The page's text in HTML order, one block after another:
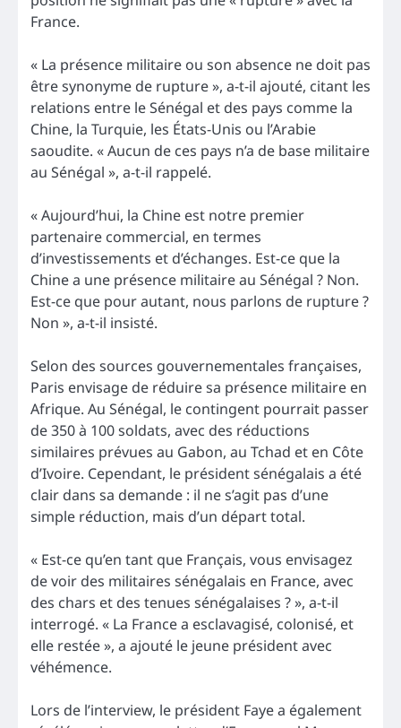
France.
« La présence militaire ou son absence ne doit pas
être synonyme de rupture », a-t-il ajouté, citant les
relations entre le Sénégal et des pays comme la
Chine, la Turquie, les États-Unis ou l’Arabie
saoudite. « Aucun de ces pays n’a de base militaire
au Sénégal », a-t-il rappelé.
« Aujourd’hui, la Chine est notre premier
partenaire commercial, en termes
d’investissements et d’échanges. Est-ce que la
Chine a une présence militaire au Sénégal ? Non.
Est-ce que pour autant, nous parlons de rupture ?
Non », a-t-il insisté.
Selon des sources gouvernementales françaises,
Paris envisage de réduire sa présence militaire en
Afrique. Au Sénégal, le contingent pourrait passer
de 350 à 100 soldats, avec des réductions
similaires prévues au Gabon, au Tchad et en Côte
d’Ivoire. Cependant, le président sénégalais a été
clair dans sa demande : il ne s’agit pas d’une
simple réduction, mais d’un départ total.
« Est-ce qu’en tant que Français, vous envisagez
de voir des militaires sénégalais en France, avec
des chars et des tenues sénégalaises ? », a-t-il
interrogé. « La France a esclavagisé, colonisé, et
elle restée », a ajouté le jeune président avec
véhémence.
Lors de l’interview, le président Faye a également